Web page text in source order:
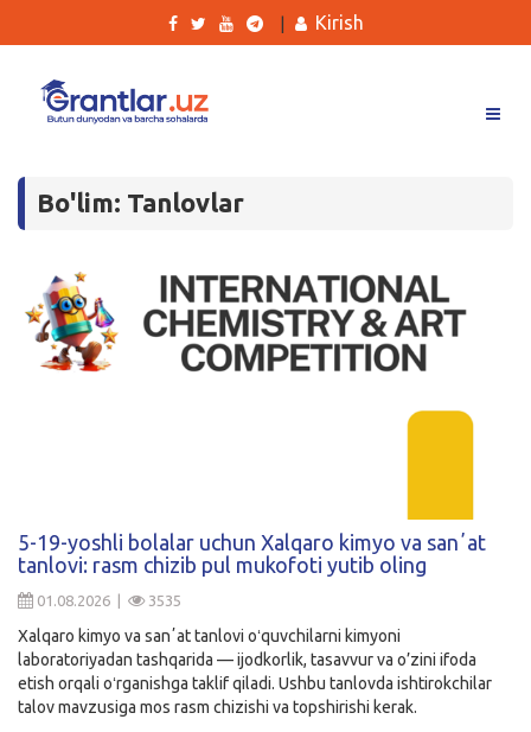
Tanlovlar
Kurslar
Blog
Kirish
Kirish
Bo'lim: Tanlovlar
5-19-yoshli bolalar uchun Xalqaro kimyo va sanʼat
tanlovi: rasm chizib pul mukofoti yutib oling
01.08.2026 | 3535
Xalqaro kimyo va sanʼat tanlovi oʻquvchilarni kimyoni
laboratoriyadan tashqarida — ijodkorlik, tasavvur va o’zini ifoda
etish orqali oʻrganishga taklif qiladi. Ushbu tanlovda ishtirokchilar
talov mavzusiga mos rasm chizishi va topshirishi kerak.